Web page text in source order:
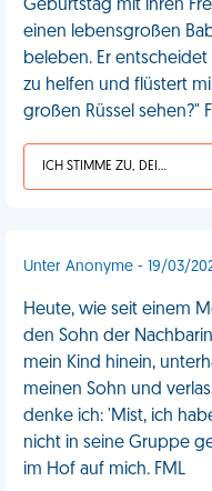
Geburtstag mit ihren
einen lebensgroßen
beleben. Er
zu helfen und flüstert
großen Rüssel sehen?"
ICH STIMME ZU, DEIN LEBEN IST SCHEISSE
Unter Anonyme - 19/03/
Heute, wie seit einem
den Sohn der
mein Kind hinein,
meinen Sohn und
denke ich: 'Mist, ich
nicht in seine Gruppe
im Hof auf mich. FML